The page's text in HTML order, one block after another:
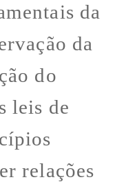
da
da
do
leis de
relações